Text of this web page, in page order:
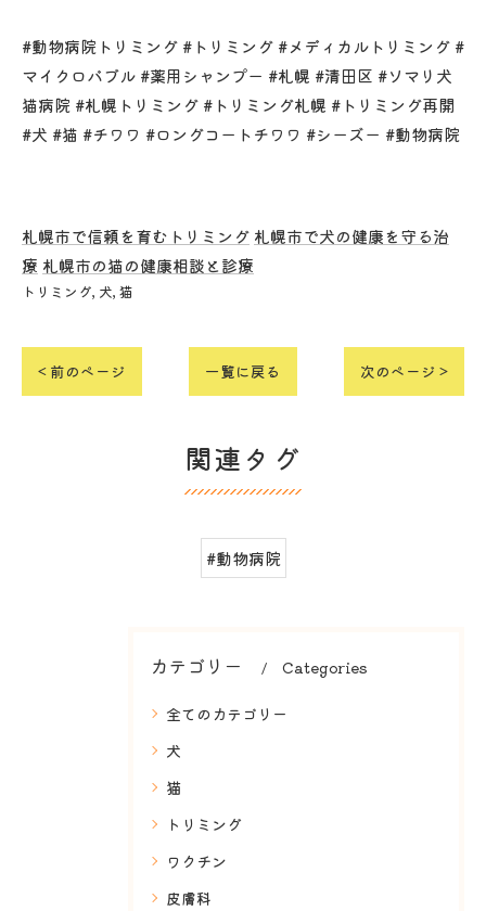
#動物病院トリミング #トリミング #メディカルトリミング #
マイクロバブル #薬用シャンプー #札幌 #清田区 #ソマリ犬
猫病院 #札幌トリミング #トリミング札幌 #トリミング再開
#犬 #猫 #チワワ #ロングコートチワワ #シーズー #動物病院
札幌市で信頼を育むトリミング 札幌市で犬の健康を守る治
療 札幌市の猫の健康相談と診療
トリミング 犬 猫
< 前のページ 一覧に戻る 次のページ >
関連タグ
#動物病院
カテゴリー Categories
全てのカテゴリー
犬
猫
トリミング
ワクチン
皮膚科